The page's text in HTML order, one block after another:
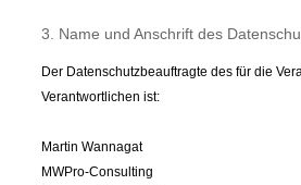
3. Name und Anschrift des
Der Datenschutzbeauftragte des für die
Verantwortlichen ist:
Martin Wannagat
MWPro-Consulting